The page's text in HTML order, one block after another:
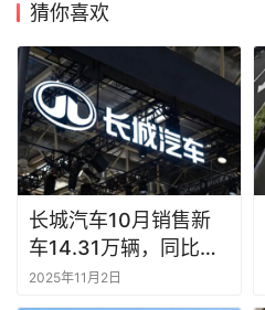
猜你喜欢
长城汽车10月销售新
车14.31万辆，同比增
长22.50%
2025年11月2日